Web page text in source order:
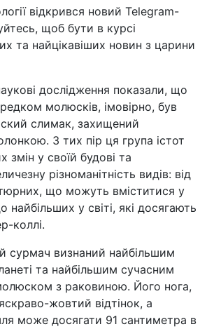
відкрився новий Telegram-
щоб бути в курсі
та найцікавіших новин з царини
дослідження показали, що
молюсків, імовірно, був
слимак, захищений
З тих пір ця група істот
змін у своїй будові та
різноманітність видів: від
що можуть вміститися у
найбільших у світі, які досягають
коллі.
сурмач визнаний найбільшим
та найбільшим сучасним
з раковиною. Його нога,
жовтий відтінок, а
може досягати 91 сантиметра в